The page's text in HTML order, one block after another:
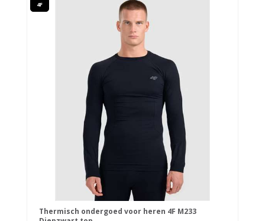
4F
Thermisch ondergoed voor heren 4F M233